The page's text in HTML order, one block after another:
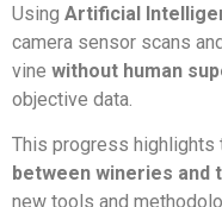
Using Artificial
camera sensor scans
vine without human
objective data.
This progress highlights
between wineries and
new tools and